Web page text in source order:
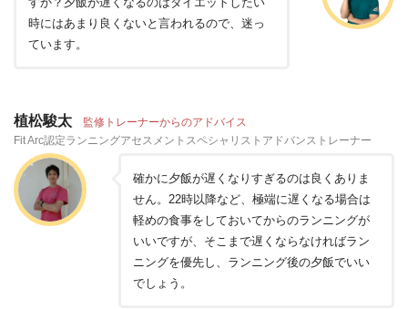
時にはあまり良くないと言われるので、迷っ
ています。
植松駿太 監修トレーナーからのアドバイス
Fit Arc認定ランニングアセスメントスペシャリストアドバンストレーナー
確かに夕飯が遅くなりすぎるのは良くありま
せん。22時以降など、極端に遅くなる場合は
軽めの食事をしておいてからのランニングが
いいですが、そこまで遅くならなければラン
ニングを優先し、ランニング後の夕飯でいい
でしょう。